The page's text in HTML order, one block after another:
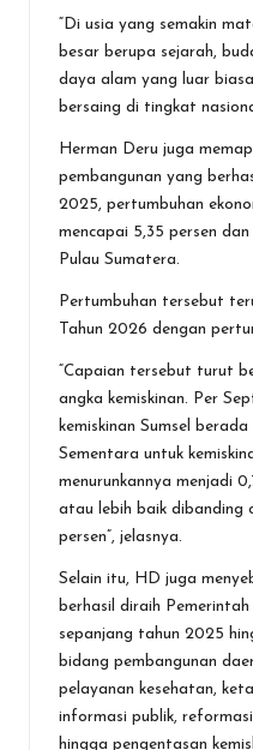
“Di usia yang semakin
besar berupa sejarah,
daya alam yang luar
bersaing di tingkat
Herman Deru juga
pembangunan yang
2025, pertumbuhan
mencapai 5,35 persen
Pulau Sumatera.
Pertumbuhan tersebut
Tahun 2026 dengan
“Capaian tersebut turut
angka kemiskinan. Per
kemiskinan Sumsel
Sementara untuk
menurunkannya menjadi
atau lebih baik dibanding
persen”, jelasnya.
Selain itu, HD juga
berhasil diraih
sepanjang tahun 2025
bidang pembangunan
pelayanan kesehatan,
informasi publik,
hingga pengentasan